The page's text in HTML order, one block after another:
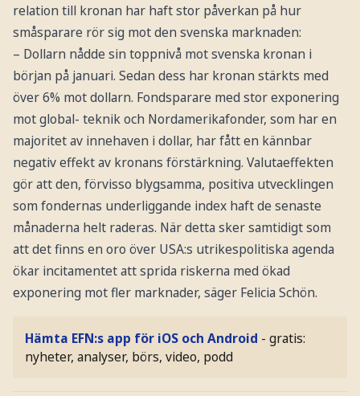
relation till kronan har haft stor påverkan på hur
småsparare rör sig mot den svenska marknaden:
– Dollarn nådde sin toppnivå mot svenska kronan i
början på januari. Sedan dess har kronan stärkts med
över 6% mot dollarn. Fondsparare med stor exponering
mot global- teknik och Nordamerikafonder, som har en
majoritet av innehaven i dollar, har fått en kännbar
negativ effekt av kronans förstärkning. Valutaeffekten
gör att den, förvisso blygsamma, positiva utvecklingen
som fondernas underliggande index haft de senaste
månaderna helt raderas. När detta sker samtidigt som
att det finns en oro över USA:s utrikespolitiska agenda
ökar incitamentet att sprida riskerna med ökad
exponering mot fler marknader, säger Felicia Schön.
Hämta EFN:s app för iOS och Android - gratis:
nyheter, analyser, börs, video, podd